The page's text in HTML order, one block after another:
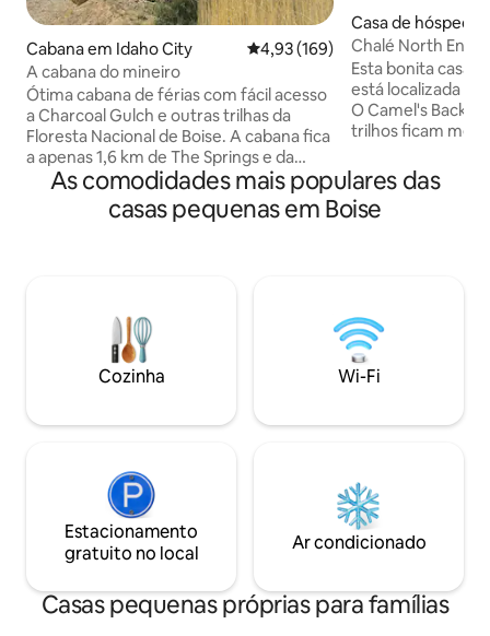
Cabana em Idaho City Classificação média de 4,93 em
4,93 (169)
A cabana do mineiro
Ótima cabana de férias com fácil acesso
a Charcoal Gulch e outras trilhas da
Floresta Nacional de Boise. A cabana fica
a apenas 1,6 km de The Springs e da
histórica cidade de Idaho. Desfrute de
caminhadas, observação de pássaros e
ciclismo de montanha durante o dia e,
escada. Estadia mínima: 2 noites. Acesso
Wi-Fi, torre de celular T-Mobile. Cabana
em parcela de 5 acres compartilhada
com outra casa de madeira. Você
no inverno. Animais de estimação não
Casa de
e
Chalé North End
Atualizado!
Esta bonita casa
está localizada
O Camel's Back
trilhos ficam
leva-o à Boise
à zona de
Hyde Park.
secção "Outras
conta" para obter
contacte-me para
permito gatos na
As comodidades mais populares das
casas pequenas em Boise
Cozinha Wi-Fi
Estacionamento
gratuito no local
Ar condicionado
Casas pequenas próprias para famílias